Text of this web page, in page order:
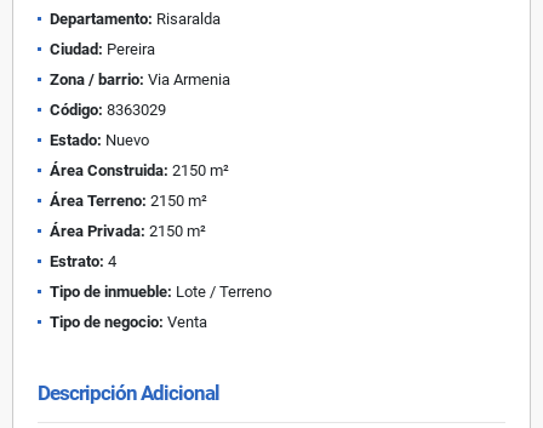
Departamento: Risaralda
Ciudad: Pereira
Zona / barrio: Via Armenia
Código: 8363029
Estado: Nuevo
Área Construida: 2150 m²
Área Terreno: 2150 m²
Área Privada: 2150 m²
Estrato: 4
Tipo de inmueble: Lote / Terreno
Tipo de negocio: Venta
Descripción Adicional